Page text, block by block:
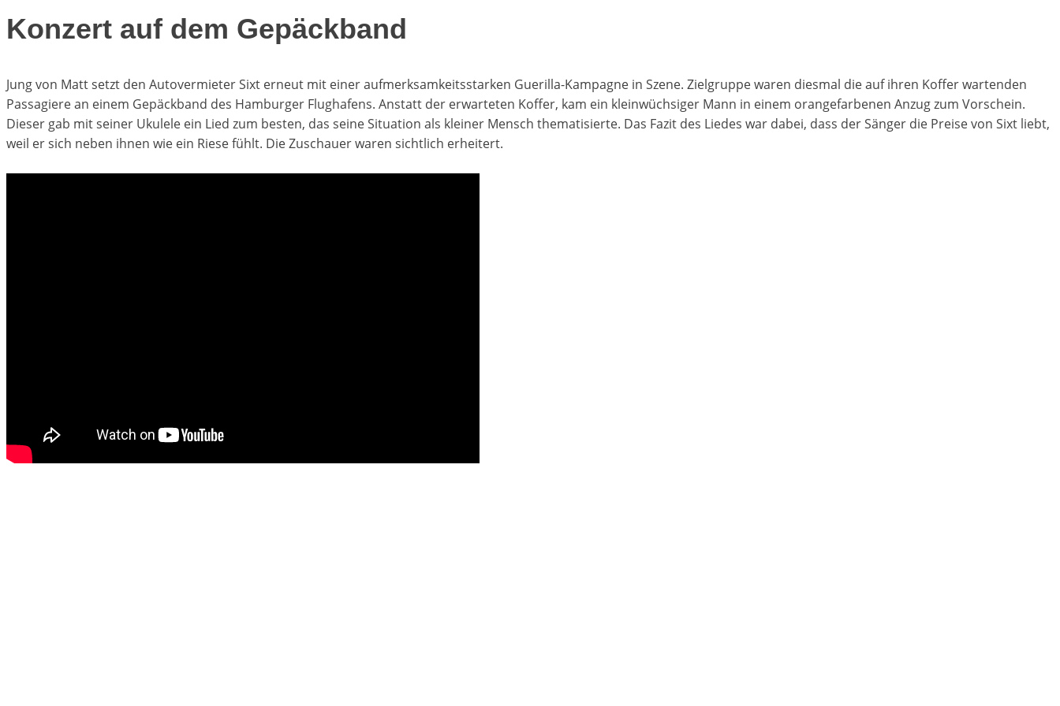
Konzert auf dem Gepäckband
Jung von Matt setzt den Autovermieter Sixt erneut mit einer aufmerksamkeitsstarken Guerilla-Kampagne in Szene. Zielgruppe waren diesmal die auf ihren Koffer wartenden
Passagiere an einem Gepäckband des Hamburger Flughafens. Anstatt der erwarteten Koffer, kam ein kleinwüchsiger Mann in einem orangefarbenen Anzug zum Vorschein.
Dieser gab mit seiner Ukulele ein Lied zum besten, das seine Situation als kleiner Mensch thematisierte. Das Fazit des Liedes war dabei, dass der Sänger die Preise von Sixt liebt,
weil er sich neben ihnen wie ein Riese fühlt. Die Zuschauer waren sichtlich erheitert.